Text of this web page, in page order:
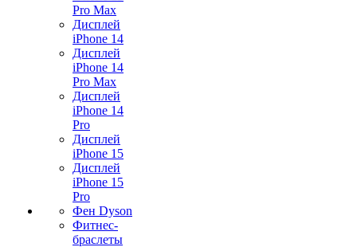
Pro Max
Дисплей
iPhone 14
Дисплей
iPhone 14
Pro Max
Дисплей
iPhone 14
Pro
Дисплей
iPhone 15
Дисплей
iPhone 15
Pro
Фен Dyson
Фитнес-
браслеты